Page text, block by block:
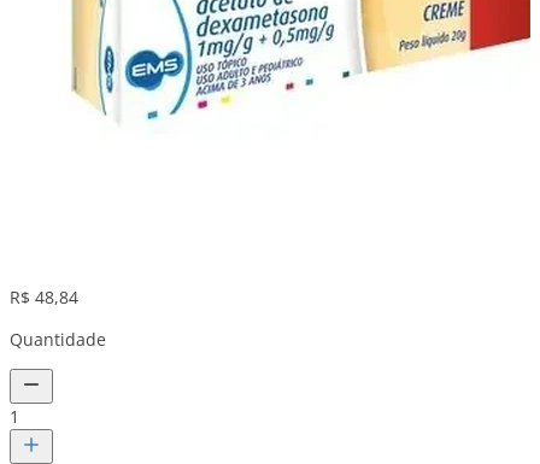
R$ 48,84
Quantidade
1